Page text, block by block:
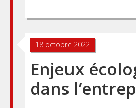
18 octobre 2022
Enjeux
dans